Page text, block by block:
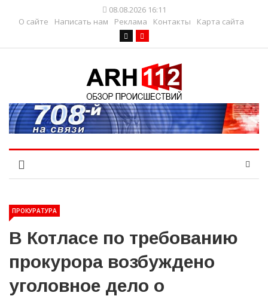
08.08.2026 16:11
О сайте
Написать нам Реклама Контакты Карта сайта
ПРОКУРАТУРА
В Котласе по требованию
прокурора возбуждено
уголовное дело о